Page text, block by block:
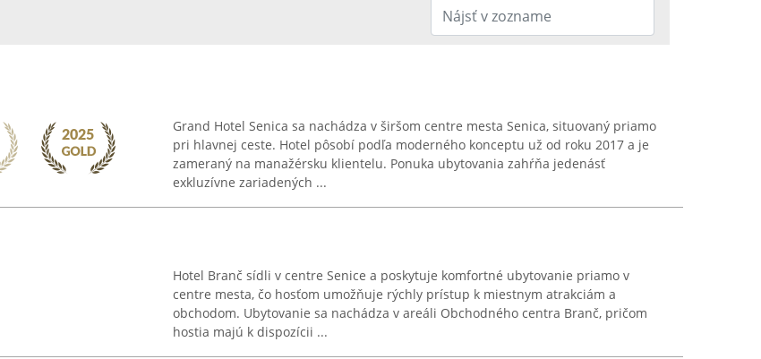
Grand Hotel Senica sa nachádza v širšom centre mesta Senica, situovaný priamo
pri hlavnej ceste. Hotel pôsobí podľa moderného konceptu už od roku 2017 a je
zameraný na manažérsku klientelu. Ponuka ubytovania zahŕňa jedenásť
exkluzívne zariadených ...
Hotel Branč sídli v centre Senice a poskytuje komfortné ubytovanie priamo v
centre mesta, čo hosťom umožňuje rýchly prístup k miestnym atrakciám a
obchodom. Ubytovanie sa nachádza v areáli Obchodného centra Branč, pričom
hostia majú k dispozícii ...